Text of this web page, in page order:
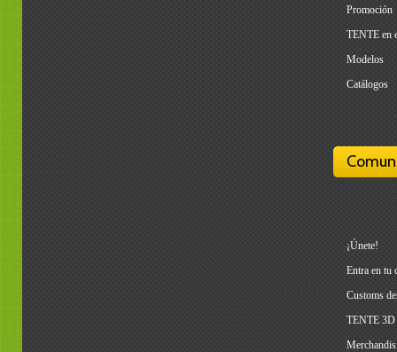
Promoción
TENTE en
Modelos
Catálogos
¡Únete!
Entra en tu
Customs
TENTE 3D